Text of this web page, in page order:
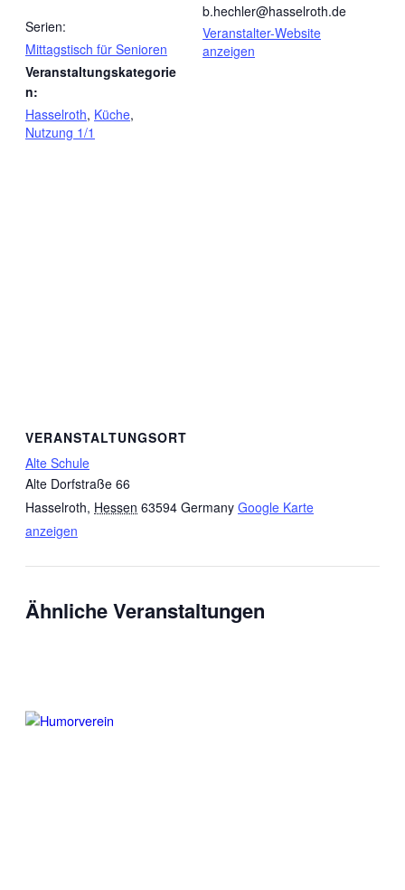
Serien:
Mittagstisch für Senioren
Veranstaltungskategorie
n:
Hasselroth, Küche,
Nutzung 1/1
b.hechler@hasselroth.de
Veranstalter-Website
anzeigen
VERANSTALTUNGSORT
Alte Schule
Alte Dorfstraße 66
Hasselroth, Hessen 63594 Germany Google Karte
anzeigen
Ähnliche Veranstaltungen